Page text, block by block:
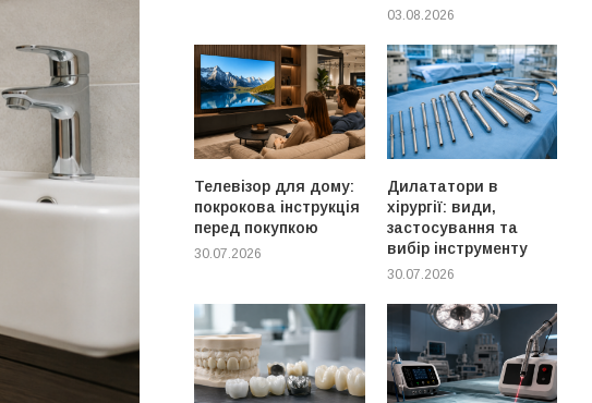
03.08.2026
Телевізор для дому:
покрокова інструкція
перед покупкою
30.07.2026
Дилататори в
хірургії: види,
застосування та
вибір інструменту
30.07.2026